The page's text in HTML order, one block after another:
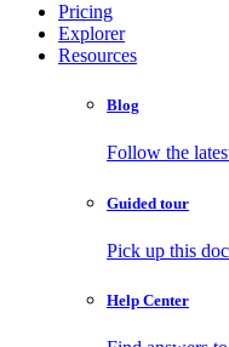
Pricing
Explorer
Resources
Blog
Follow the
Guided tour
Pick up this
Help Center